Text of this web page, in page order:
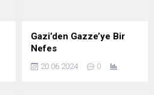
Gazi’den Gazze’ye Bir
Nefes
20.06.2024 0